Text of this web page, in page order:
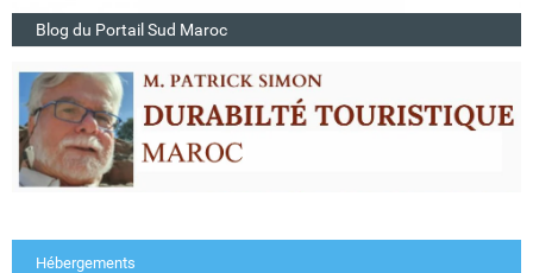
Blog du Portail Sud Maroc
Hébergements